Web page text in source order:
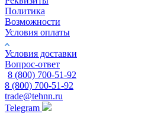
Политика
Возможности
Условия оплаты
Условия доставки
Вопрос-ответ
8 (800) 700-51-92
8 (800) 700-51-92
trade@tehnn.ru
Telegram